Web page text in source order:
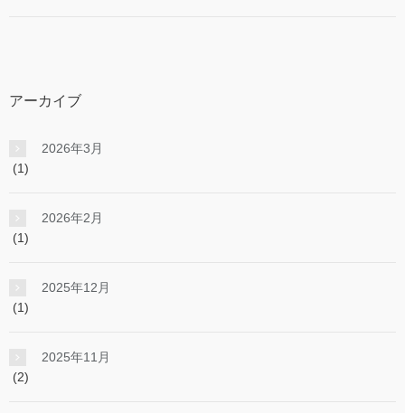
アーカイブ
2026年3月
(1)
2026年2月
(1)
2025年12月
(1)
2025年11月
(2)